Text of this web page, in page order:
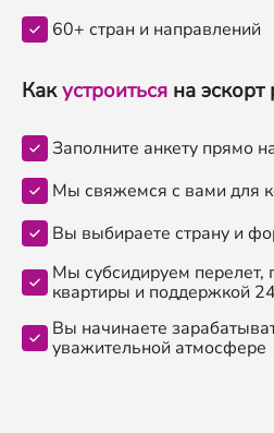
60+ стран и направлений
Какустроиться на эскорт
Заполните анкету прямо
Мы свяжемся с вами для
Вы выбираете страну и
Мы субсидируем перелет,
квартиры и поддержкой
Вы начинаете
уважительной атмосфере